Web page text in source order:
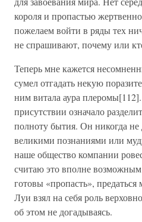
короля и пропастью
пожелаем войти в ряды тех
не спрашивают, почему или
Теперь мне кажется
сумел отгадать некую
ним витала аура
присутствии означало
полноту бытия. Он никогда не
великими познаниями или
наше общество компании
считаю это вполне
готовы «пропасть»,
Луи взял на себя роль
об этом не догадываясь.